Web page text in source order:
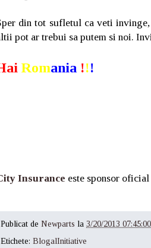
din tot sufletul ca veti
pot ar trebui sa putem si noi.
Romania !!!
Insurance este sponsor
Publicat de Newparts la 3/20/2013
Etichete: BlogalInitiative